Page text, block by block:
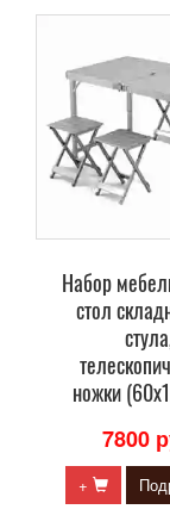
Набор
стол
ножки
7800
+